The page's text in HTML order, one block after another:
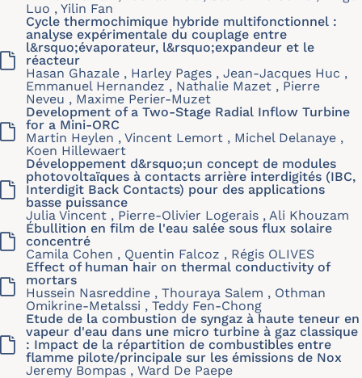
Luo , Yilin Fan
Cycle thermochimique hybride multifonctionnel :
analyse expérimentale du couplage entre
l&rsquo;évaporateur, l&rsquo;expandeur et le
réacteur
Hasan Ghazale , Harley Pages , Jean-Jacques Huc ,
Emmanuel Hernandez , Nathalie Mazet , Pierre
Neveu , Maxime Perier-Muzet
Development of a Two-Stage Radial Inflow Turbine
for a Mini-ORC
Martin Heylen , Vincent Lemort , Michel Delanaye ,
Koen Hillewaert
Développement d&rsquo;un concept de modules
photovoltaïques à contacts arrière interdigités (IBC,
Interdigit Back Contacts) pour des applications
basse puissance
Julia Vincent , Pierre-Olivier Logerais , Ali Khouzam
Ébullition en film de l'eau salée sous flux solaire
concentré
Camila Cohen , Quentin Falcoz , Régis OLIVES
Effect of human hair on thermal conductivity of
mortars
Hussein Nasreddine , Thouraya Salem , Othman
Omikrine-Metalssi , Teddy Fen-Chong
Etude de la combustion de syngaz à haute teneur en
vapeur d'eau dans une micro turbine à gaz classique
: Impact de la répartition de combustibles entre
flamme pilote/principale sur les émissions de Nox
Jeremy Bompas , Ward De Paepe